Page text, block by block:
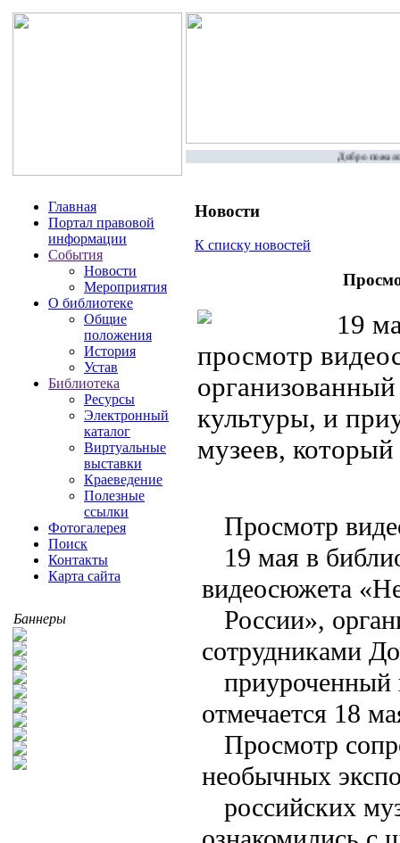
Добро
Главная
Портал правовой
информации
События
Новости
Мероприятия
О библиотеке
Общие
положения
История
Устав
Библиотека
Ресурсы
Электронный
каталог
Виртуальные
выставки
Краеведение
Полезные
ссылки
Фотогалерея
Поиск
Контакты
Карта сайта
Баннеры
Новости
К списку новостей
19
просмотр
культуры, и
музеев,
Просмотр
19 мая в
видеосюжета
России»,
сотрудниками
отмечается 18
Просмотр
необычных
российских